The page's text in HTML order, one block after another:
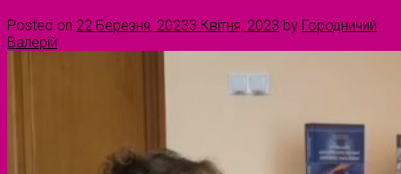
Posted on 22 Березня, 20233 Квітня, 2023 by Городничий
Валерій